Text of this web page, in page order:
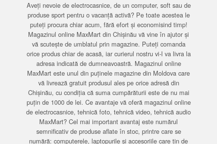
Aveți nevoie de electrocasnice, de un computer, soft sau de
produse sport pentru o vacanță activă? Pe toate acestea le
puteți procura chiar acum, fără efort și economisind timp!
Magazinul online MaxMart din Chișinău vă vine în ajutor și
vă scutește de umblatul prin magazine. Puteți comanda
orice produs chiar de acasă, iar curierul nostru vi-l va livra la
adresa indicată de dumneavoastră. Magazinul online
MaxMart este unul din puținele magazine din Moldova care
vă livrează gratuit produsul ales pe orice adresă din
Chișinău, cu condiția că suma cumpărăturii este de nu mai
puțin de 1000 de lei. Ce avantaje vă oferă magazinul online
de electrocasnice, tehnică foto, tehnică video, tehnică audio
MaxMart? Cel mai important avantaj este numărul
semnificativ de produse aflate în stoc, printre care se
numără: computerele, laptopurile și accesoriile care țin de